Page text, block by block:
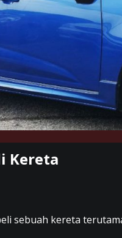
Kereta
sebuah kereta